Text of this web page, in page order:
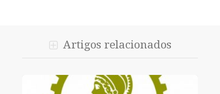
Artigos relacionados